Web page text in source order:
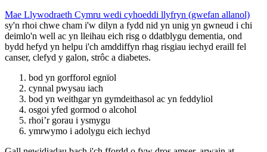
Mae Llywodraeth Cymru wedi cyhoeddi llyfryn (gwefan allanol)
sy'n rhoi chwe cham i'w dilyn a fydd nid yn unig yn gwneud i chi
deimlo'n well ac yn lleihau eich risg o ddatblygu dementia, ond
bydd hefyd yn helpu i'ch amddiffyn rhag risgiau iechyd eraill fel
canser, clefyd y galon, strôc a diabetes.
bod yn gorfforol egnïol
cynnal pwysau iach
bod yn weithgar yn gymdeithasol ac yn feddyliol
osgoi yfed gormod o alcohol
rhoi’r gorau i ysmygu
ymrwymo i adolygu eich iechyd